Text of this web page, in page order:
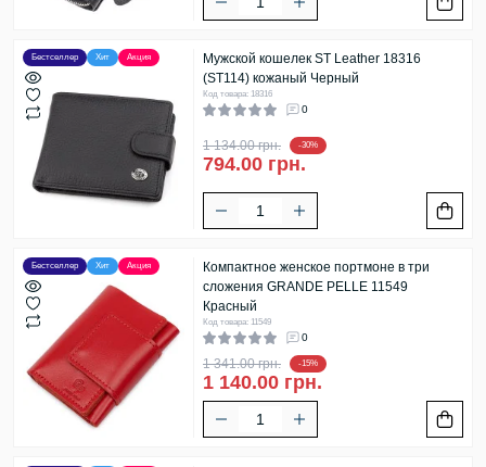
Бестселлер Хит Акция
Мужской кошелек ST Leather 18316
(ST114) кожаный Черный
Код товара: 18316
0
1 134.00 грн. -30%
794.00 грн.
Бестселлер Хит Акция
Компактное женское портмоне в три
сложения GRANDE PELLE 11549
Красный
Код товара: 11549
0
1 341.00 грн. -15%
1 140.00 грн.